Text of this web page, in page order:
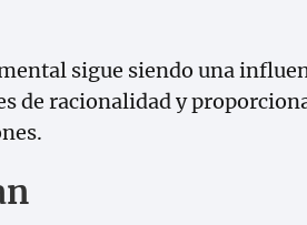
sigue siendo una
de racionalidad y